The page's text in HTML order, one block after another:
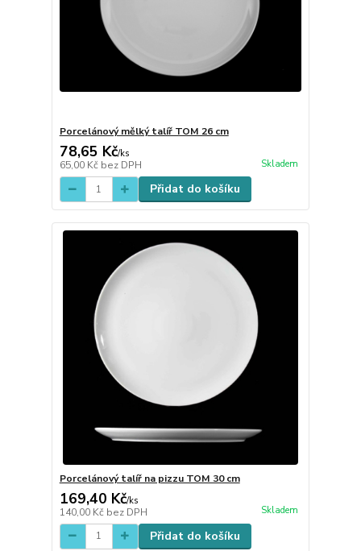
Porcelánový mělký talíř TOM 26 cm
78,65 Kč/ks
65,00 Kč bez DPH Skladem
Přidat do košíku
Porcelánový talíř na pizzu TOM 30 cm
169,40 Kč/ks
140,00 Kč bez DPH Skladem
Přidat do košíku